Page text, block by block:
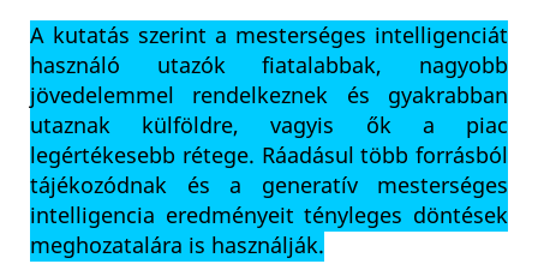
A kutatás szerint a mesterséges intelligenciát
használó utazók fiatalabbak, nagyobb
jövedelemmel rendelkeznek és gyakrabban
utaznak külföldre, vagyis ők a piac
legértékesebb rétege. Ráadásul több forrásból
tájékozódnak és a generatív mesterséges
intelligencia eredményeit tényleges döntések
meghozatalára is használják.